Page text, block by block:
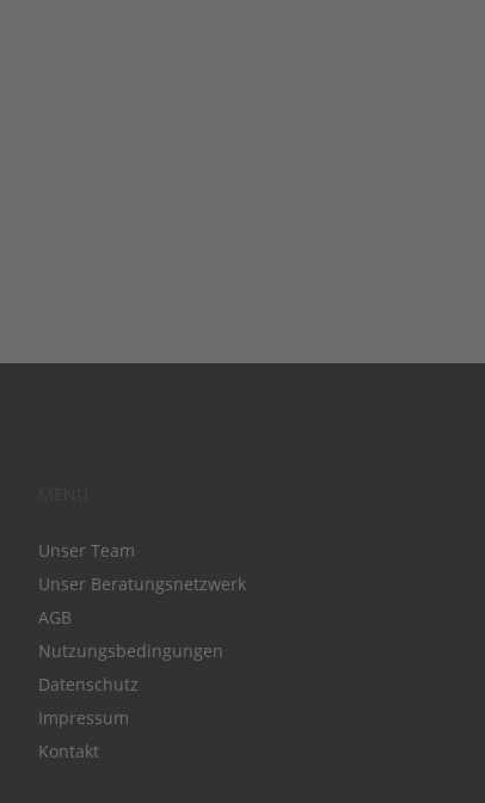
Unser Team
Unser Beratungsnetzwerk
AGB
Nutzungsbedingungen
Datenschutz
Impressum
Kontakt